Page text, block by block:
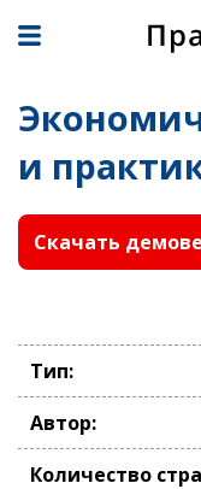
и
Скачать
Тип:
Автор:
Количество